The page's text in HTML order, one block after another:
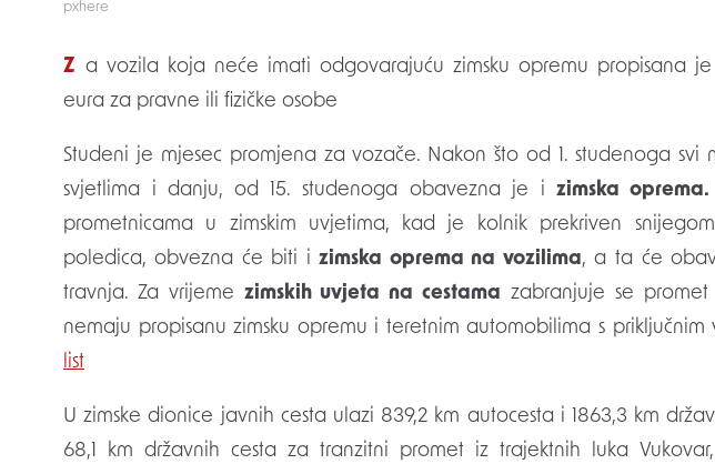
pxhere
Za vozila koja neće imati odgovarajuću zimsku opremu propisana je kazna od 660 do 1990
eura za pravne ili fizičke osobe
Studeni je mjesec promjena za vozače. Nakon što od 1. studenoga svi
svjetlima i danju, od 15. studenoga obavezna je i zimska
prometnicama u zimskim uvjetima, kad je kolnik prekriven
poledica, obvezna će biti i zimska oprema na vozilima, a ta će
travnja. Za vrijeme zimskih uvjeta na cestama zabranjuje se
nemaju propisanu zimsku opremu i teretnim automobilima s priključnim
list
U zimske dionice javnih cesta ulazi 839,2 km autocesta i 1863,3 km
68,1 km državnih cesta za tranzitni promet iz trajektnih luka